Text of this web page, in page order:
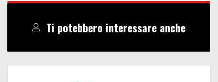
Ti potebbero interessare anche